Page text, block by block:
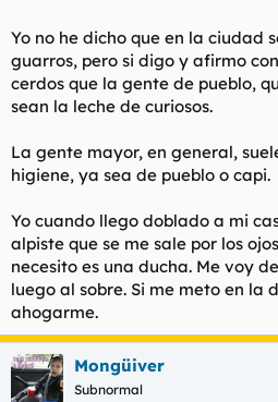
verano, gracias a mis kilotones, de
Me gusta sentir que no tengo capa
Ahora, Curro, tampoco me diga que
rehostia de guarros y los hijos del
no se lavaba desde que se quedó
general, el olor que despiden buena
por suerte), de los ancianos del
en según qué habitaciones.
Y eso en categoría de olores;
y capas de MIERDA, ombligos que
con vaselina, espacios interdigitales
Sí, muy higiénicos los Marciales.
Yo no he dicho que en la ciudad
guarros, pero si digo y afirmo
cerdos que la gente de pueblo,
sean la leche de curiosos.
La gente mayor, en general,
higiene, ya sea de pueblo o capi.
Yo cuando llego doblado a mi
alpiste que se me sale por los
necesito es una ducha. Me voy
luego al sobre. Si me meto en la
ahogarme.
Mongüiver
Subnormal